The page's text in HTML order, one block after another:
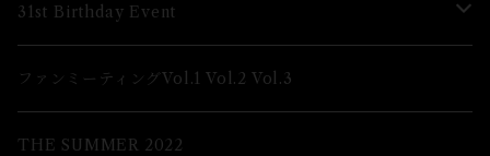
Lブロマイド
2Lブロマイド
グッズ
31st Birthday Event
Lブロマイド
2Lブロマイド
ファンミーティングVol.1 Vol.2 Vol.3
THE SUMMER 2022